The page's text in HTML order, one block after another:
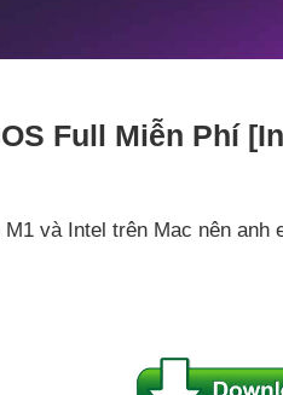
Full Miễn Phí
và Intel trên Mac nên anh